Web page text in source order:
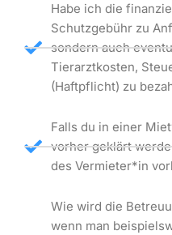
Habe ich die
Schutzgebühr zu
sondern auch
Tierarztkosten,
(Haftpflicht) zu
Falls du in einer
vorher geklärt
des Vermieter*in
Wie wird die
wenn man